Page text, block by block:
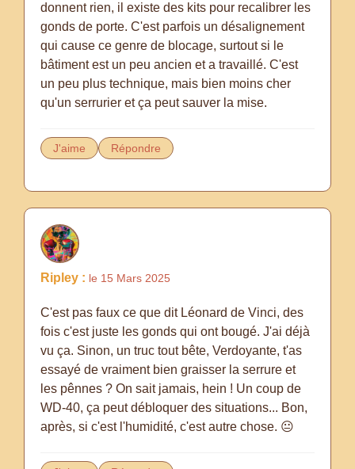
donnent rien, il existe des kits pour recalibrer les
gonds de porte. C'est parfois un désalignement
qui cause ce genre de blocage, surtout si le
bâtiment est un peu ancien et a travaillé. C'est
un peu plus technique, mais bien moins cher
qu'un serrurier et ça peut sauver la mise.
J'aime Répondre
Ripley : le 15 Mars 2025
C'est pas faux ce que dit Léonard de Vinci, des
fois c'est juste les gonds qui ont bougé. J'ai déjà
vu ça. Sinon, un truc tout bête, Verdoyante, t'as
essayé de vraiment bien graisser la serrure et
les pênnes ? On sait jamais, hein ! Un coup de
WD-40, ça peut débloquer des situations... Bon,
après, si c'est l'humidité, c'est autre chose. 😐